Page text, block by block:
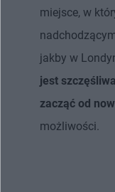
miejsce, w
jakby w
jest
zacząć od
możliwości.